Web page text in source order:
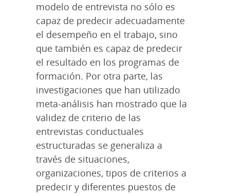
modelo de entrevista no sólo es
capaz de predecir adecuadamente
el desempeño en el trabajo, sino
que también es capaz de predecir
el resultado en los programas de
formación. Por otra parte, las
investigaciones que han utilizado
meta-análisis han mostrado que la
validez de criterio de las
entrevistas conductuales
estructuradas se generaliza a
través de situaciones,
organizaciones, tipos de criterios a
predecir y diferentes puestos de